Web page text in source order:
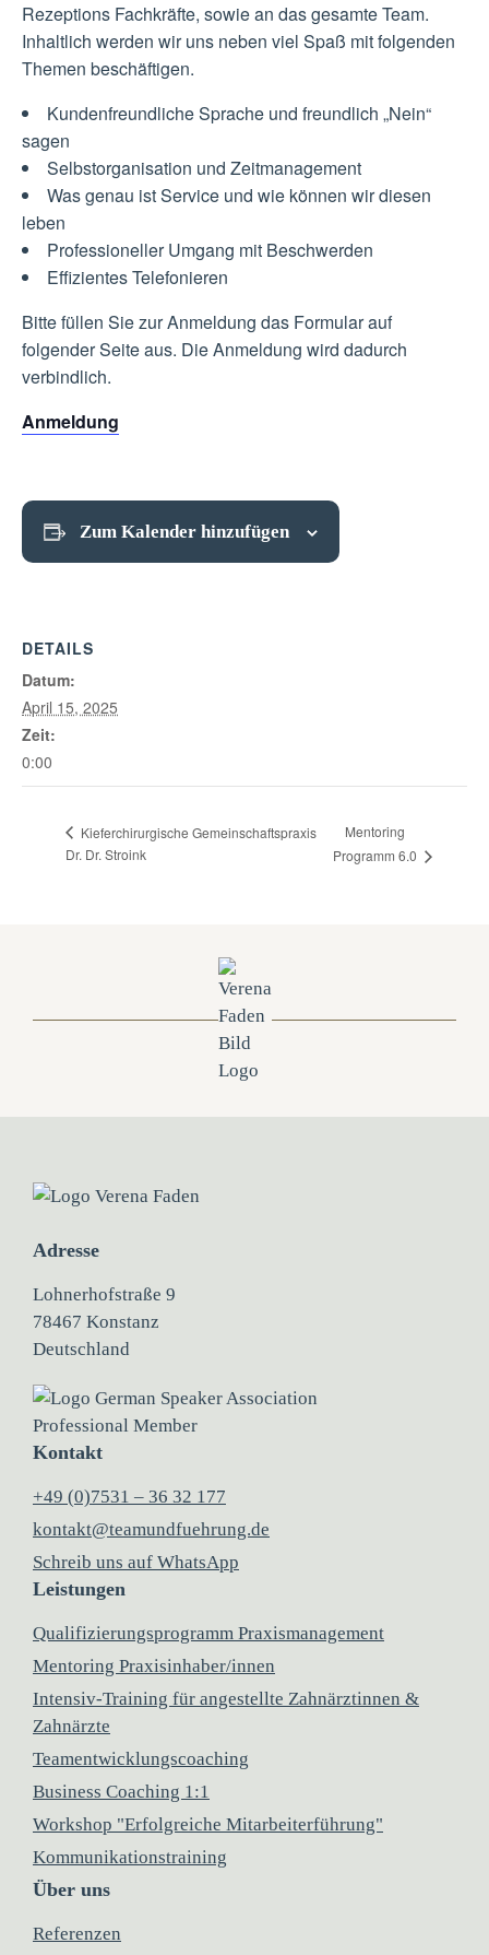
Rezeptions Fachkräfte, sowie an das gesamte Team.
Inhaltlich werden wir uns neben viel Spaß mit folgenden
Themen beschäftigen.
Kundenfreundliche Sprache und freundlich „Nein“
sagen
Selbstorganisation und Zeitmanagement
Was genau ist Service und wie können wir diesen
leben
Professioneller Umgang mit Beschwerden
Effizientes Telefonieren
Bitte füllen Sie zur Anmeldung das Formular auf
folgender Seite aus. Die Anmeldung wird dadurch
verbindlich.
Anmeldung
Zum Kalender hinzufügen
DETAILS
Datum:
April 15, 2025
Zeit:
0:00
Kieferchirurgische Gemeinschaftspraxis
Dr. Dr. Stroink
Mentoring
Programm 6.0
Adresse
Lohnerhofstraße 9
78467 Konstanz
Deutschland
Kontakt
+49 (0)7531 – 36 32 177
kontakt@teamundfuehrung.de
Schreib uns auf WhatsApp
Leistungen
Qualifizierungsprogramm Praxismanagement
Mentoring Praxisinhaber/innen
Intensiv-Training für angestellte Zahnärztinnen &
Zahnärzte
Teamentwicklungscoaching
Business Coaching 1:1
Workshop "Erfolgreiche Mitarbeiterführung"
Kommunikationstraining
Über uns
Referenzen